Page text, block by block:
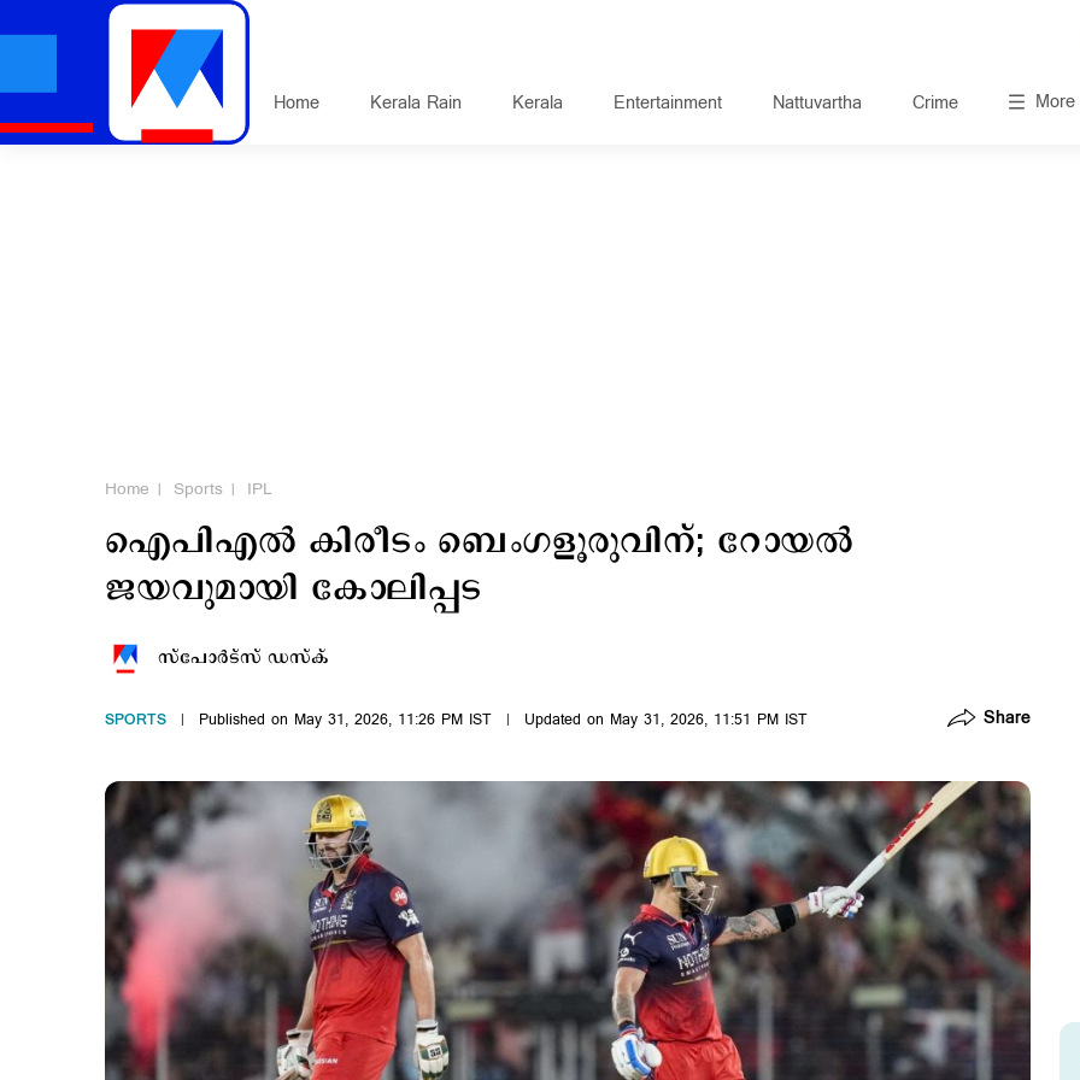
Home Kerala Rain Kerala Entertainment Nattuvartha Crime More
Home Sports IPL
ഐപിഎല്‍ കിരീടം ബെംഗളൂരുവിന്; റോയല്‍
ജയവുമായി കോലിപ്പട
സ്പോര്‍ട്സ് ഡസ്ക്
SPORTS Published on May 31, 2026, 11:26 PM IST Updated on May 31, 2026, 11:51 PM IST Share